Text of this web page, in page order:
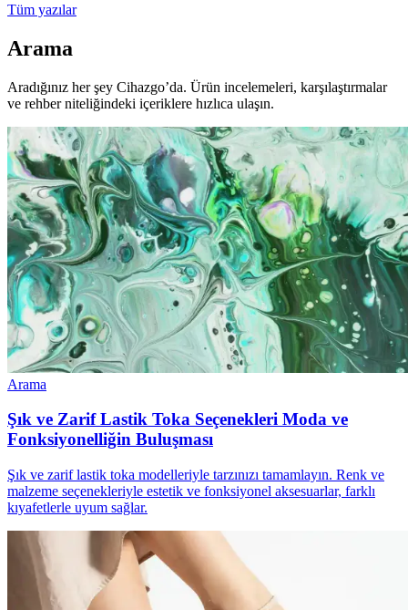
Tüm yazılar
Arama
Aradığınız her şey Cihazgo’da. Ürün incelemeleri, karşılaştırmalar
ve rehber niteliğindeki içeriklere hızlıca ulaşın.
Arama
Şık ve Zarif Lastik Toka Seçenekleri Moda ve
Fonksiyonelliğin Buluşması
Şık ve zarif lastik toka modelleriyle tarzınızı tamamlayın. Renk ve
malzeme seçenekleriyle estetik ve fonksiyonel aksesuarlar, farklı
kıyafetlerle uyum sağlar.